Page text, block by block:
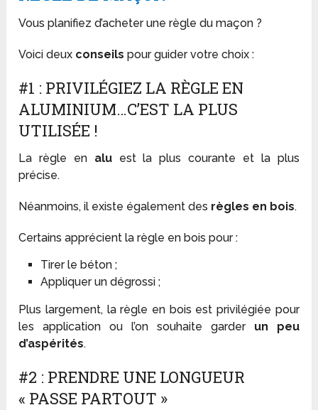
Vous planifiez d’acheter une règle du maçon ?
Voici deux conseils pour guider votre choix :
#1 : PRIVILÉGIEZ LA RÈGLE EN
ALUMINIUM…C’EST LA PLUS
UTILISÉE !
La règle en aluest la plus courante et la plus
précise.
Néanmoins, il existe également des règles en bois.
Certains apprécient la règle en bois pour :
Tirer le béton ;
Appliquer un dégrossi ;
Plus largement, la règle en bois est privilégiée pour
les application ou l’on souhaite garder un peu
d’aspérités.
#2 : PRENDRE UNE LONGUEUR
« PASSE PARTOUT »